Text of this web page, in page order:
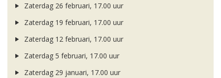
Zaterdag 26 februari, 17.00 uur
Zaterdag 19 februari, 17.00 uur
Zaterdag 12 februari, 17.00 uur
Zaterdag 5 februari, 17.00 uur
Zaterdag 29 januari, 17.00 uur